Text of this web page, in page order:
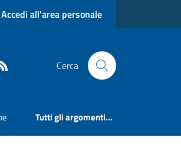
Accedi all'area personale
Cerca
Tutti gli argomenti...